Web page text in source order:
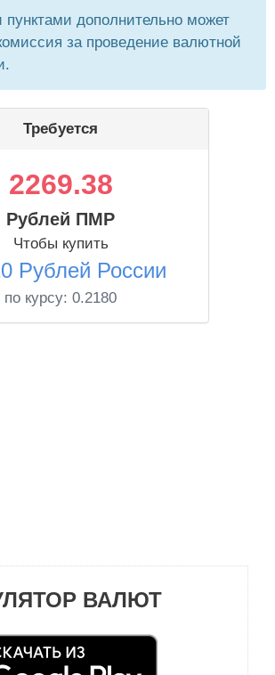
дополнительно может
за проведение валютной
Требуется
2269.38
Рублей ПМР
Чтобы купить
Рублей России
по курсу: 0.2180
ВАЛЮТ